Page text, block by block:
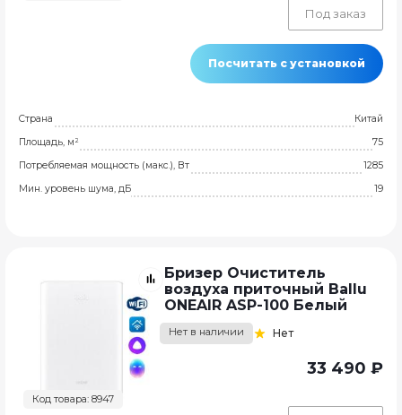
Под заказ
Посчитать с установкой
Страна
Китай
Площадь, м²
75
Потребляемая мощность (макс.), Вт
1285
Мин. уровень шума, дБ
19
Код товара: 8947
Бризер Очиститель
воздуха приточный Ballu
ONEAIR ASP-100 Белый
Нет в наличии Нет
33 490 ₽